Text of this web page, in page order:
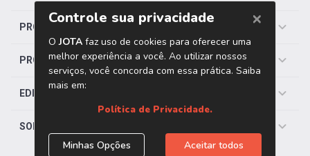
PRO TRABALHISTA
PRO SAÚDE
EDITORIAS
SOBRE O JOTA